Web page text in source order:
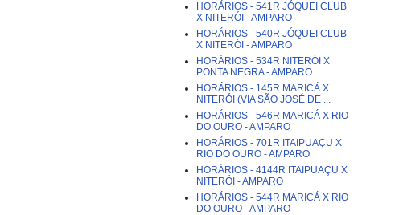
HORÁRIOS - 541R JÓQUEI CLUB
X NITERÓI - AMPARO
HORÁRIOS - 540R JÓQUEI CLUB
X NITERÓI - AMPARO
HORÁRIOS - 534R NITERÓI X
PONTA NEGRA - AMPARO
HORÁRIOS - 145R MARICÁ X
NITERÓI (VIA SÃO JOSÉ DE ...
HORÁRIOS - 546R MARICÁ X RIO
DO OURO - AMPARO
HORÁRIOS - 701R ITAIPUAÇU X
RIO DO OURO - AMPARO
HORÁRIOS - 4144R ITAIPUAÇU X
NITERÓI - AMPARO
HORÁRIOS - 544R MARICÁ X RIO
DO OURO - AMPARO